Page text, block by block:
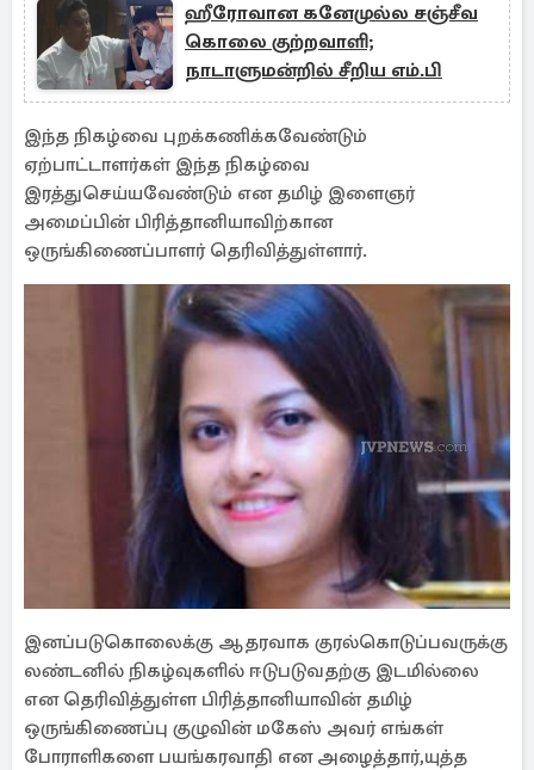
ஹீரோவான கனேமுல்ல சஞ்சீவ
கொலை குற்றவாளி;
நாடாளுமன்றில் சீறிய எம்.பி
இந்த நிகழ்வை புறக்கணிக்கவேண்டும்
ஏற்பாட்டாளர்கள் இந்த நிகழ்வை
இரத்துசெய்யவேண்டும் என தமிழ் இளைஞர்
அமைப்பின் பிரித்தானியாவிற்கான
ஒருங்கிணைப்பாளர் தெரிவித்துள்ளார்.
இனப்படுகொலைக்கு ஆதரவாக குரல்கொடுப்பவருக்கு
லண்டனில் நிகழ்வுகளில் ஈடுபடுவதற்கு இடமில்லை
என தெரிவித்துள்ள பிரித்தானியாவின் தமிழ்
ஒருங்கிணைப்பு குழுவின் மகேஸ் அவர் எங்கள்
போராளிகளை பயங்கரவாதி என அழைத்தார்,யுத்த